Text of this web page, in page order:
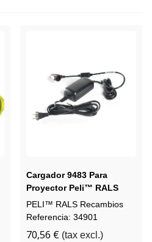
Cargador 9483 Para
Proyector Peli™ RALS
9440 9480 9490
PELI™ RALS Recambios
Referencia: 34901
70,56 € (tax excl.)